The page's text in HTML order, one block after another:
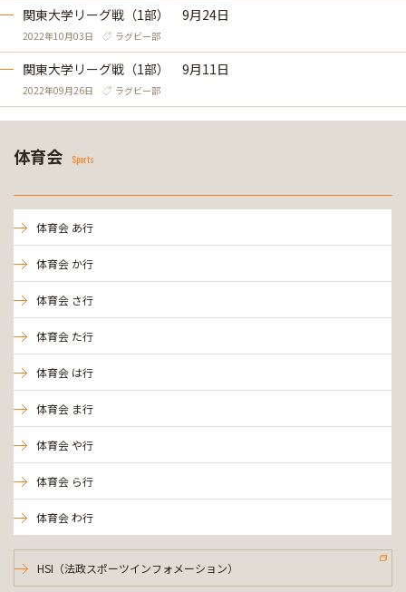
関東大学リーグ戦（1部） 9月24日
2022年10月03日 ラグビー部
関東大学リーグ戦（1部） 9月11日
2022年09月26日 ラグビー部
体育会 Sports
体育会 あ行
体育会 か行
体育会 さ行
体育会 た行
体育会 は行
体育会 ま行
体育会 や行
体育会 ら行
体育会 わ行
HSI（法政スポーツインフォメーション）